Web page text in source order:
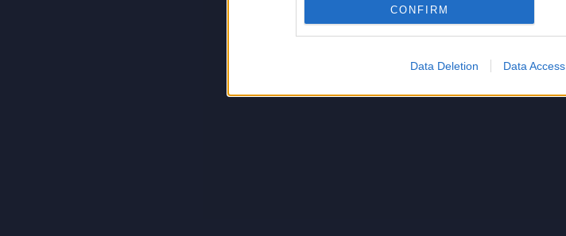
CONFIRM
Data Deletion Data Access